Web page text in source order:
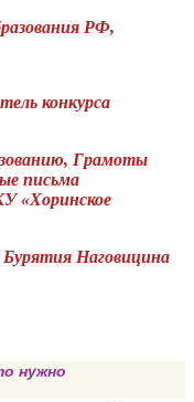
РФ,
конкурса
Грамоты
письма
«Хоринское
Бурятия Наговицина
нужно